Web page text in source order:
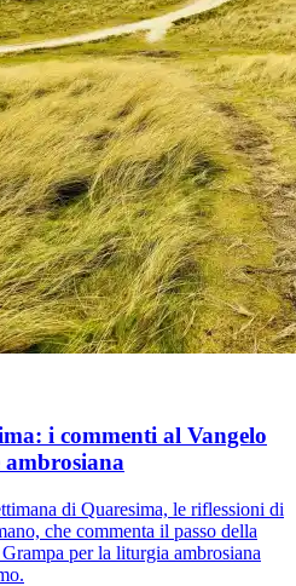
i commenti al Vangelo
di Quaresima, le riflessioni di
che commenta il passo della
per la liturgia ambrosiana